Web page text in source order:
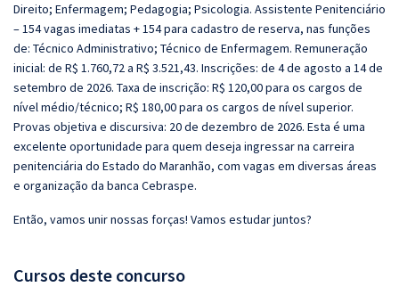
Direito; Enfermagem; Pedagogia; Psicologia. Assistente Penitenciário
– 154 vagas imediatas + 154 para cadastro de reserva, nas funções
de: Técnico Administrativo; Técnico de Enfermagem. Remuneração
inicial: de R$ 1.760,72 a R$ 3.521,43. Inscrições: de 4 de agosto a 14 de
setembro de 2026. Taxa de inscrição: R$ 120,00 para os cargos de
nível médio/técnico; R$ 180,00 para os cargos de nível superior.
Provas objetiva e discursiva: 20 de dezembro de 2026. Esta é uma
excelente oportunidade para quem deseja ingressar na carreira
penitenciária do Estado do Maranhão, com vagas em diversas áreas
e organização da banca Cebraspe.
Então, vamos unir nossas forças! Vamos estudar juntos?
Cursos deste concurso